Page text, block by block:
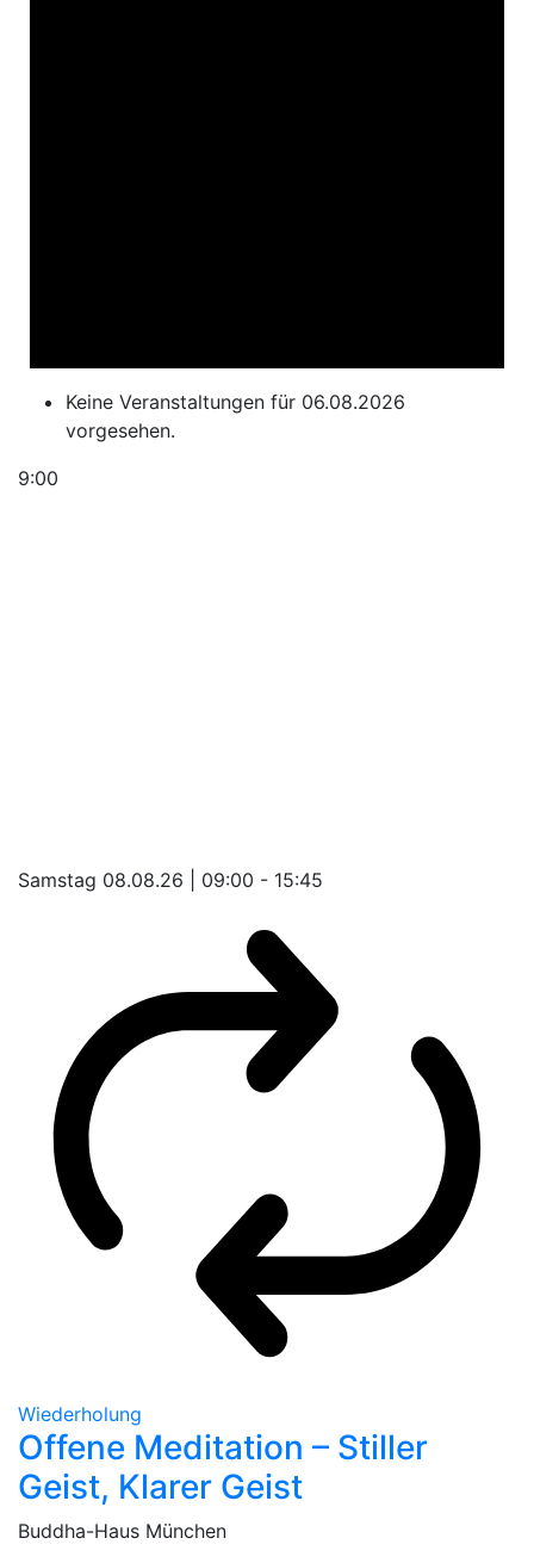
Keine Veranstaltungen für 06.08.2026
vorgesehen.
9:00
Samstag 08.08.26 | 09:00 - 15:45
Wiederholung
Offene Meditation – Stiller
Geist, Klarer Geist
Buddha-Haus München